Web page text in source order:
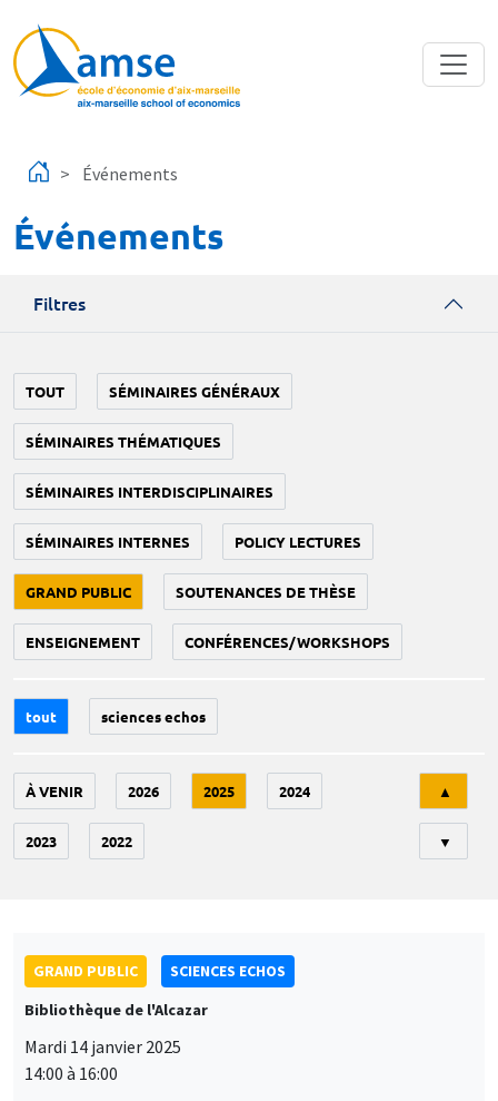
Événements
Événements
Filtres
TOUT SÉMINAIRES GÉNÉRAUX
SÉMINAIRES THÉMATIQUES
SÉMINAIRES INTERDISCIPLINAIRES
SÉMINAIRES INTERNES POLICY LECTURES
GRAND PUBLIC SOUTENANCES DE THÈSE
ENSEIGNEMENT CONFÉRENCES/WORKSHOPS
tout sciences echos
À VENIR 2026 2025 2024
2023 2022
▲
▼
GRAND PUBLIC
SCIENCES ECHOS
Bibliothèque de l'Alcazar
Mardi 14 janvier 2025
14:00 à 16:00